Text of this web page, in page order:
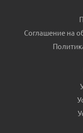
Есть
Соглашение на